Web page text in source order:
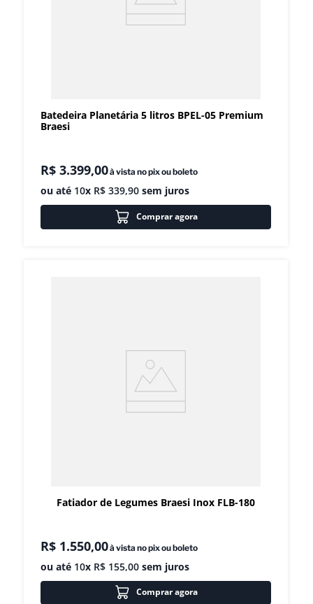
Batedeira Planetária 5 litros BPEL-05 Premium
Braesi
R$ 3.399,00à vista no pix ou boleto
ou até 10x R$ 339,90 sem juros
Comprar agora
Fatiador de Legumes Braesi Inox FLB-180
R$ 1.550,00à vista no pix ou boleto
ou até 10x R$ 155,00 sem juros
Comprar agora